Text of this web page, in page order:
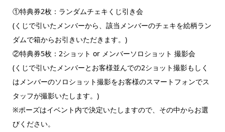
①特典券2枚：ランダムチェキくじ引き会
(くじで引いたメンバーから、該当メンバーのチェキを絵柄ラン
ダムで箱からお引きいただきます。)
②特典券5枚：2ショット or メンバーソロショット 撮影会
(くじで引いたメンバーとお客様並んでの2ショット撮影もしく
はメンバーのソロショット撮影をお客様のスマートフォンでス
タッフが撮影いたします。)
※ポーズはイベント内で決定いたしますので、その中からお選
びください。